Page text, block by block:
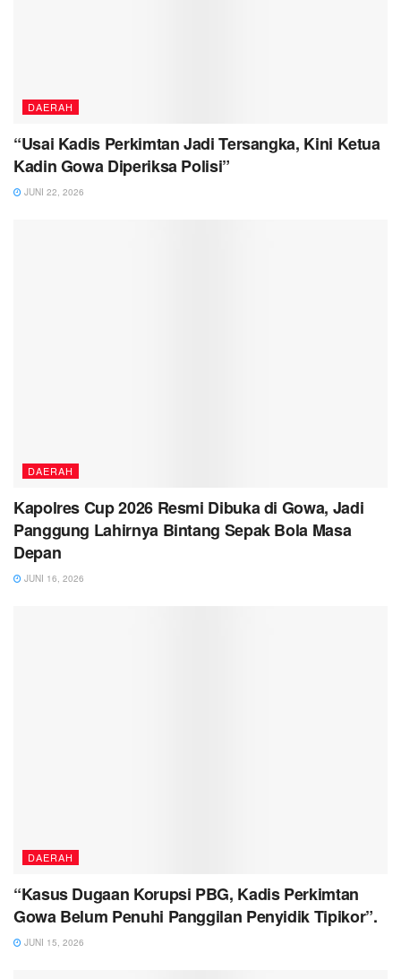
DAERAH
“Usai Kadis Perkimtan Jadi Tersangka, Kini Ketua
Kadin Gowa Diperiksa Polisi”
JUNI 22, 2026
DAERAH
Kapolres Cup 2026 Resmi Dibuka di Gowa, Jadi
Panggung Lahirnya Bintang Sepak Bola Masa
Depan
JUNI 16, 2026
DAERAH
“Kasus Dugaan Korupsi PBG, Kadis Perkimtan
Gowa Belum Penuhi Panggilan Penyidik Tipikor”.
JUNI 15, 2026